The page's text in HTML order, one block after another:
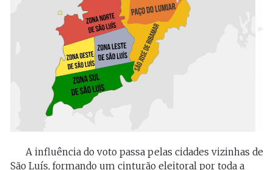
A influência do voto passa pelas cidades vizinhas de
São Luís, formando um cinturão eleitoral por toda a